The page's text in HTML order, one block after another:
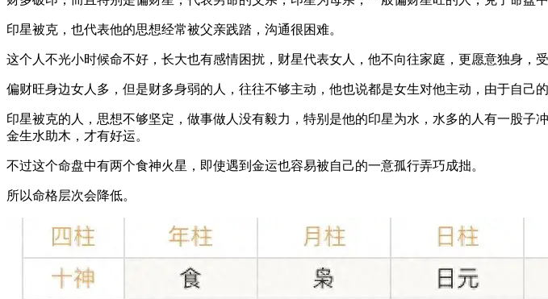
印星被克，也代表他的思想经常被父亲践踏，沟通很困难。
这个人不光小时候命不好，长大也有感情困扰，财星代表女人，他不向往家庭，更愿意独身，
偏财旺身边女人多，但是财多身弱的人，往往不够主动，他也说都是女生对他主动，由于自己
印星被克的人，思想不够坚定，做事做人没有毅力，特别是他的印星为水，水多的人有一股
金生水助木，才有好运。
不过这个命盘中有两个食神火星，即使遇到金运也容易被自己的一意孤行弄巧成拙。
所以命格层次会降低。